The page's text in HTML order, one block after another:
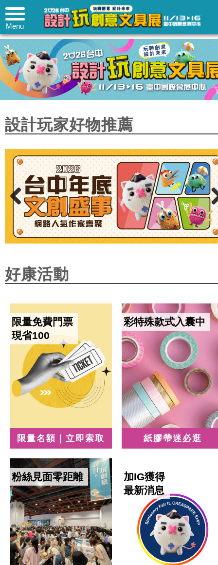
Menu
設計玩家好物推薦
好康活動
限量免費門票
現省100
限量名額｜立即索取
彩特殊款式入囊中
紙膠帶迷必逛
粉絲見面零距離
加IG獲得
最新消息